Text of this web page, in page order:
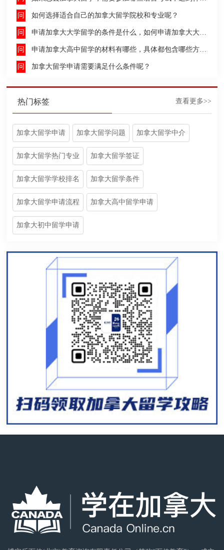
如何选择适合自己的加拿大留学院校和专业呢？
申请加拿大大学留学的条件是什么，如何申请加拿大大学留学，留学的费用及签证申请流程是什么？
申请加拿大高中留学的材料有哪些，具体都包含哪些方面呢？
加拿大留学申请需要满足什么条件呢？
热门标签 查看更多>>
加拿大留学申请 加拿大留学问题 加拿大留学中介
加拿大留学热门专业 加拿大留学签证
加拿大留学学校排名 加拿大留学条件
加拿大留学申请流程 加拿大高中留学申请
加拿大初中留学申请